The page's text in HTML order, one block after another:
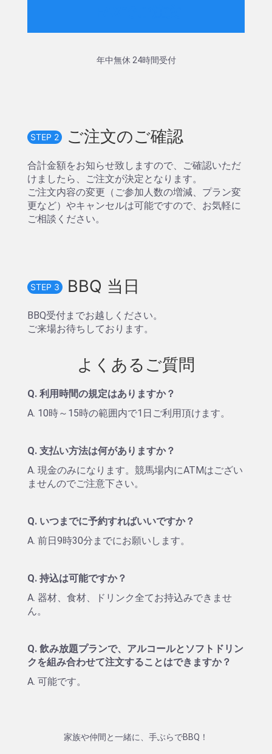
年中無休 24時間受付
STEP 2 ご注文のご確認
合計金額をお知らせ致しますので、ご確認いただ
けましたら、ご注文が決定となります。
ご注文内容の変更（ご参加人数の増減、プラン変
更など）やキャンセルは可能ですので、お気軽に
ご相談ください。
STEP 3 BBQ 当日
BBQ受付までお越しください。
ご来場お待ちしております。
よくあるご質問
Q. 利用時間の規定はありますか？
A. 10時～15時の範囲内で1日ご利用頂けます。
Q. 支払い方法は何がありますか？
A. 現金のみになります。競馬場内にATMはござい
ませんのでご注意下さい。
Q. いつまでに予約すればいいですか？
A. 前日9時30分までにお願いします。
Q. 持込は可能ですか？
A. 器材、食材、ドリンク全てお持込みできませ
ん。
Q. 飲み放題プランで、アルコールとソフトドリン
クを組み合わせて注文することはできますか？
A. 可能です。
家族や仲間と一緒に、手ぶらでBBQ！